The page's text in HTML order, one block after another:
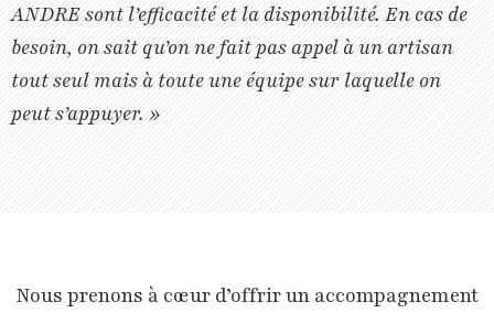
ANDRE sont l’efficacité et la disponibilité. En cas de
besoin, on sait qu’on ne fait pas appel à un artisan
tout seul mais à toute une équipe sur laquelle on
peut s’appuyer. »
Nous prenons à cœur d’offrir un accompagnement